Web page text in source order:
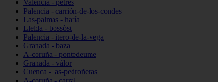
Valencia - petrés
Palencia - carrión-de-los-condes
Las-palmas - haría
Lleida - bossòst
Palencia - itero-de-la-vega
Granada - baza
A-coruña - pontedeume
Granada - válor
Cuenca - las-pedroñeras
A-coruña - carral